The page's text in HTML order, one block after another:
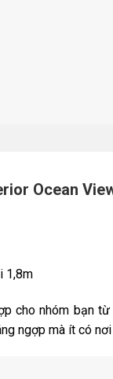
Ocean
1,8m
cho nhóm bạn
ngợp mà ít có